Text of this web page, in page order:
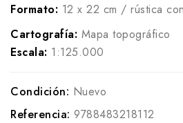
Formato: 12 x 22 cm / rústica
Cartografía: Mapa topográfico
Escala: 1:125.000
Condición: Nuevo
Referencia: 9788483218112